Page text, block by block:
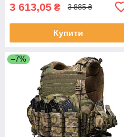
3 613,05 ₴ 3 885 ₴
Купити
–7%